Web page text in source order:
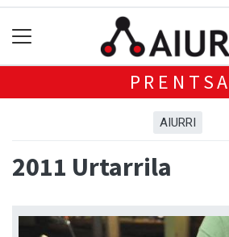
PRENTSA
AIURRI
2011 Urtarrila